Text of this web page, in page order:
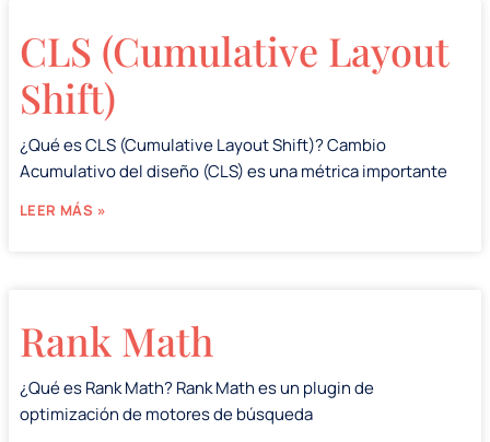
CLS (Cumulative Layout
Shift)
¿Qué es CLS (Cumulative Layout Shift)? Cambio
Acumulativo del diseño (CLS) es una métrica importante
LEER MÁS »
Rank Math
¿Qué es Rank Math? Rank Math es un plugin de
optimización de motores de búsqueda